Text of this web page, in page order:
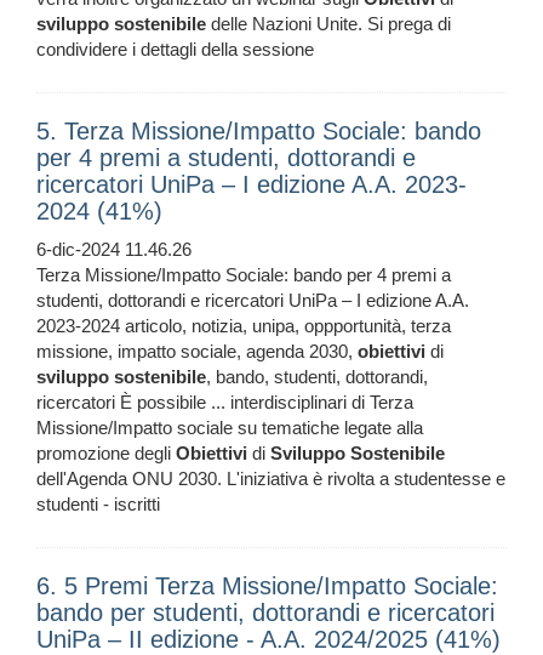
sviluppo sostenibile delle Nazioni Unite. Si prega di
condividere i dettagli della sessione
5. Terza Missione/Impatto Sociale: bando
per 4 premi a studenti, dottorandi e
ricercatori UniPa – I edizione A.A. 2023-
2024 (41%)
6-dic-2024 11.46.26
Terza Missione/Impatto Sociale: bando per 4 premi a
studenti, dottorandi e ricercatori UniPa – I edizione A.A.
2023-2024 articolo, notizia, unipa, oppportunità, terza
missione, impatto sociale, agenda 2030, obiettivi di
sviluppo sostenibile, bando, studenti, dottorandi,
ricercatori È possibile ... interdisciplinari di Terza
Missione/Impatto sociale su tematiche legate alla
promozione degli Obiettivi di Sviluppo Sostenibile
dell'Agenda ONU 2030. L'iniziativa è rivolta a studentesse e
studenti - iscritti
6. 5 Premi Terza Missione/Impatto Sociale:
bando per studenti, dottorandi e ricercatori
UniPa – II edizione - A.A. 2024/2025 (41%)